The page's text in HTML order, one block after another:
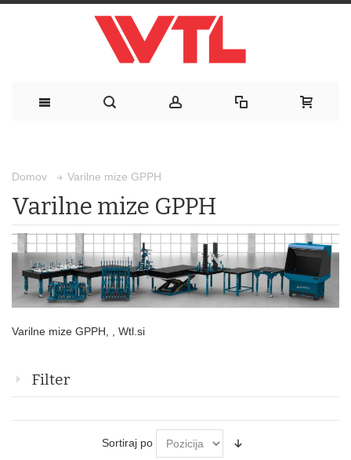
Domov Varilne mize GPPH
Varilne mize GPPH
Varilne mize GPPH, , Wtl.si
Filter
Sortiraj po